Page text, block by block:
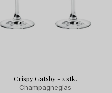
Crispy Gatsby - 2 stk.
Champagneglas